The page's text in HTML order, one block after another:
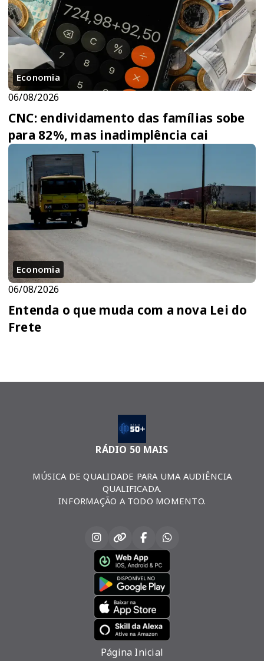
Economia
06/08/2026
CNC: endividamento das famílias sobe
para 82%, mas inadimplência cai
Economia
06/08/2026
Entenda o que muda com a nova Lei do
Frete
RÁDIO 50 MAIS
MÚSICA DE QUALIDADE PARA UMA AUDIÊNCIA
QUALIFICADA.
INFORMAÇÃO A TODO MOMENTO.
Página Inicial